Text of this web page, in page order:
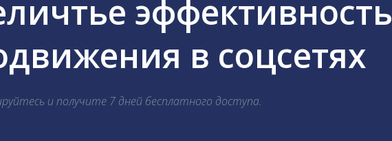
эффективность
в соцсетях
и получите 7 дней бесплатного доступа.